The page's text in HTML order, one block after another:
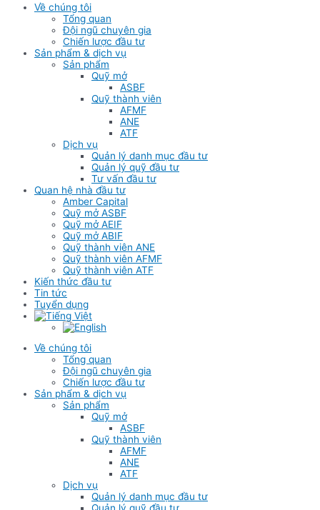
Về chúng tôi
Tổng quan
Đội ngũ chuyên gia
Chiến lược đầu tư
Sản phẩm & dịch vụ
Sản phẩm
Quỹ mở
ASBF
Quỹ thành viên
AFMF
ANE
ATF
Dịch vụ
Quản lý danh mục đầu tư
Quản lý quỹ đầu tư
Tư vấn đầu tư
Quan hệ nhà đầu tư
Amber Capital
Quỹ mở ASBF
Quỹ mở AEIF
Quỹ mở ABIF
Quỹ thành viên ANE
Quỹ thành viên AFMF
Quỹ thành viên ATF
Kiến thức đầu tư
Tin tức
Tuyển dụng
Về chúng tôi
Tổng quan
Đội ngũ chuyên gia
Chiến lược đầu tư
Sản phẩm & dịch vụ
Sản phẩm
Quỹ mở
ASBF
Quỹ thành viên
AFMF
ANE
ATF
Dịch vụ
Quản lý danh mục đầu tư